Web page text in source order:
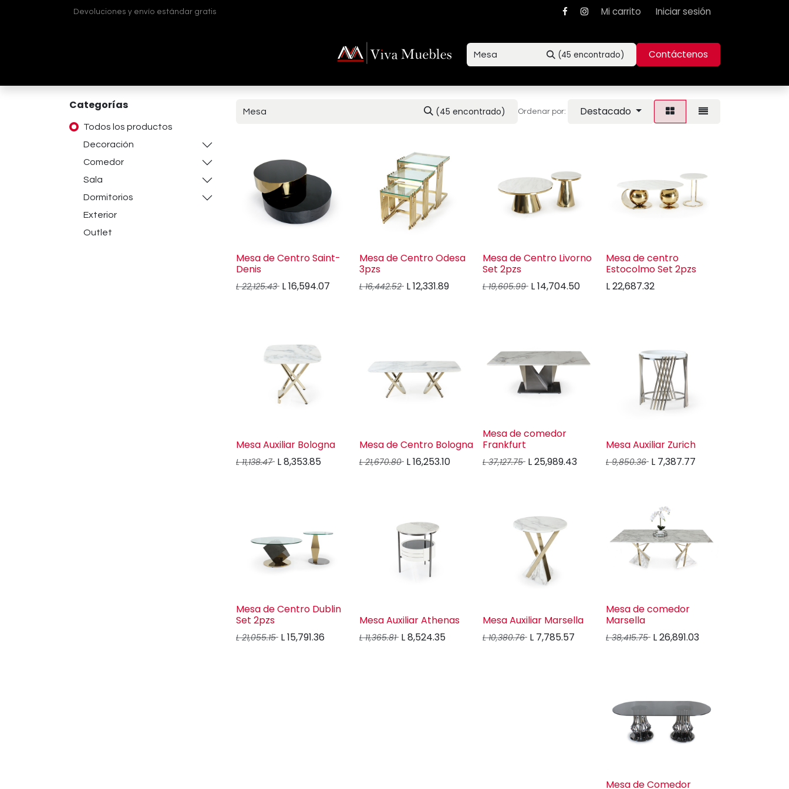
Devoluciones y envío estándar gratis Mi carrito Iniciar sesión
(45 encontrado) Contáctenos
Categorías
Todos los productos
Decoración
Comedor
Sala
Dormitorios
Exterior
Outlet
(45 encontrado) Ordenar por: Destacado
Mesa de Centro Saint-
Denis
L22,125.43 L16,594.07
Mesa de Centro Odesa
3pzs
L16,442.52 L12,331.89
Mesa de Centro Livorno
Set 2pzs
L19,605.99 L14,704.50
Mesa de centro
Estocolmo Set 2pzs
L22,687.32
Mesa Auxiliar Bologna
L11,138.47 L8,353.85
Mesa de Centro Bologna
L21,670.80 L16,253.10
Mesa de comedor
Frankfurt
L37,127.75 L25,989.43
Mesa Auxiliar Zurich
L9,850.36 L 7,387.77
Mesa de Centro Dublin
Set 2pzs
L21,055.15 L15,791.36
Mesa Auxiliar Athenas
L11,365.81 L8,524.35
Mesa Auxiliar Marsella
L10,380.76 L 7,785.57
Mesa de comedor
Marsella
L38,415.75 L26,891.03
Mesa de Comedor